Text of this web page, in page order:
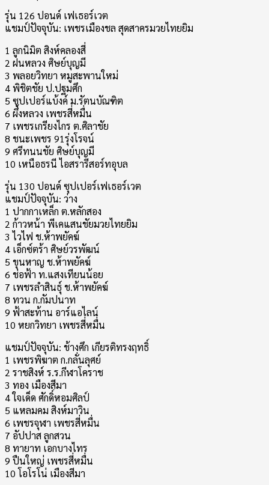
รุ่น 126 ปอนด์ เฟเธอร์เวต
แชมป์ปัจจุบัน: เพชรเมืองชล สุดสาครมวยไทยยิม
1 ลูกนิมิต สิงห์คลองสี่
2 ฝนหลวง ศิษย์บุญมี
3 พลอยวิทยา หมูสะพานใหม่
4 พิชิตชัย ป.ปฐมศึก
5 ซุปเปอร์แบ้งค์ ม.รัตนบัณฑิต
6 ผึ้งหลวง เพชรสี่หมื่น
7 เพชรเกรียงไกร ต.ศิลาชัย
8 ชนะเพชร 91รุ่งโรจน์
9 ศรีทนนชัย ศิษย์บุญมี
10 เหนือธรนี ไอสรารีสอร์ทอุบล
รุ่น 130 ปอนด์ ซุปเปอร์เฟเธอร์เวต
แชมป์ปัจจุบัน: ว่าง
1 ปากกาเหล็ก ต.หลักสอง
2 ก้าวหน้า พีเคแสนชัยมวยไทยยิม
3 ไวไฟ ช.ห้าพยัคฆ์
4 เอ็กซ์ตร้า ศิษย์วรพัฒน์
5 ขุนหาญ ช.ห้าพยัคฆ์
6 ช่อฟ้า ท.แสงเทียนน้อย
7 เพชรลำสินธุ์ ช.ห้าพยัคฆ์
8 ทวน ก.กัมปนาท
9 ฟ้าสะท้าน อาร์แอไลน์
10 หยกวิทยา เพชรสี่หมื่น
แชมป์ปัจจุบัน: ช้างศึก เกียรติทรงฤทธิ์
1 เพชรพิฆาต ก.กลั่นลุศย์
2 ราชสิงห์ ร.ร.กีฬาโคราช
3 ทอง เมืองสีมา
4 ใจเด็ด ศักดิ์หอมศิลป์
5 แหลมคม สิงห์มาวิน
6 เพชรจุฬา เพชรสี่หมื่น
7 อัปปาส ลูกสวน
8 ทายาท เอกบางไทร
9 ปืนใหญ่ เพชรสี่หมื่น
10 โอโรโน่ เมืองสีมา